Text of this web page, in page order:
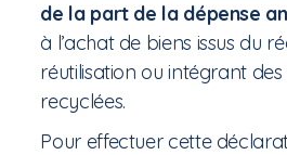
de la part de la dépense
à l’achat de biens issus du
réutilisation ou intégrant
recyclées.
Pour effectuer cette